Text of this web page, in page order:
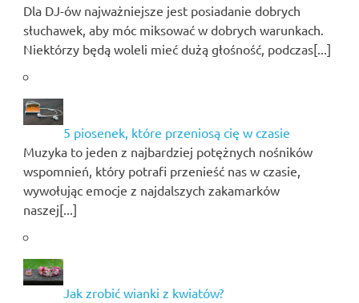
Dla DJ-ów najważniejsze jest posiadanie dobrych
słuchawek, aby móc miksować w dobrych warunkach.
Niektórzy będą woleli mieć dużą głośność, podczas[...]
5 piosenek, które przeniosą cię w czasie
Muzyka to jeden z najbardziej potężnych nośników
wspomnień, który potrafi przenieść nas w czasie,
wywołując emocje z najdalszych zakamarków
naszej[...]
Jak zrobić wianki z kwiatów?